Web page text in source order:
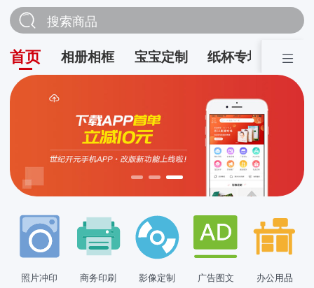
搜索商品
首页 相册相框 宝宝定制 纸杯专场 营销
照片冲印 商务印刷 影像定制 广告图文 办公用品